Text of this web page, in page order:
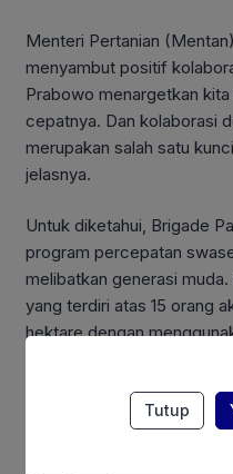
Menteri Pertanian
menyambut positif
Prabowo menargetkan
cepatnya. Dan kolaborasi
merupakan salah satu
jelasnya.
Untuk diketahui, Brigade
program percepatan
melibatkan generasi
yang terdiri atas 15 orang
hektare dengan
Program ini tidak hanya
mewujudkan gagasan
Tutup